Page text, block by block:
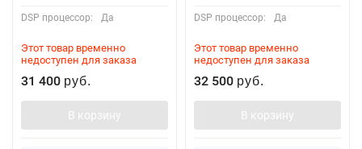
DSP процессор: Да
Этот товар временно
недоступен для заказа
31 400 руб.
В корзину
DSP процессор: Да
Этот товар временно
недоступен для заказа
32 500 руб.
В корзину